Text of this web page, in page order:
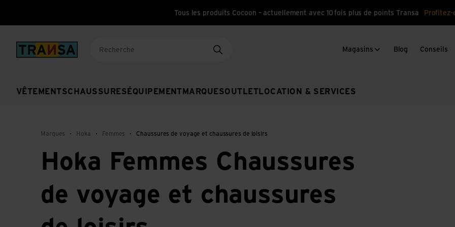
Tous les produits Cocoon – actuellement avec 10 fois plus de points Transa Profitez-
Back to home
VÊTEMENTSCHAUSSURES ÉQUIPEMENT MARQUESOUTLET LOCATION & SERVICES
Magasins Blog Conseils
Marques Hoka Femmes Chaussures de voyage et chaussures de loisirs
Hoka Femmes Chaussures
de voyage et chaussures